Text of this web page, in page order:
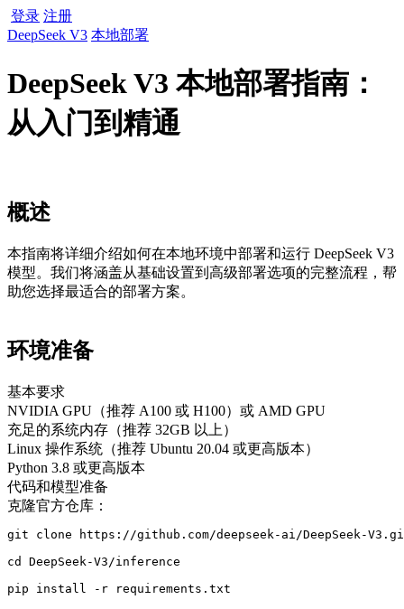
登录 注册
DeepSeek V3 本地部署
DeepSeek V3 本地部署指南：
从入门到精通
概述
本指南将详细介绍如何在本地环境中部署和运行 DeepSeek V3
模型。我们将涵盖从基础设置到高级部署选项的完整流程，帮
助您选择最适合的部署方案。
环境准备
基本要求
NVIDIA GPU（推荐 A100 或 H100）或 AMD GPU
充足的系统内存（推荐 32GB 以上）
Linux 操作系统（推荐 Ubuntu 20.04 或更高版本）
Python 3.8 或更高版本
代码和模型准备
克隆官方仓库：
git clone https://github.com/deepseek-ai/DeepSeek-
cd DeepSeek-V3/inference
pip install -r requirements.txt